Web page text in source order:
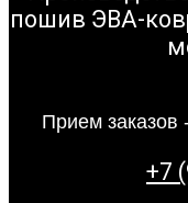
пошив ЭВА-
Прием заказов
+7